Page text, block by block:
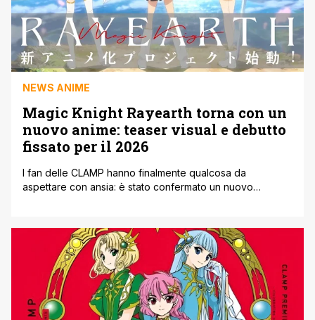
NEWS ANIME
Magic Knight Rayearth torna con un
nuovo anime: teaser visual e debutto
fissato per il 2026
I fan delle CLAMP hanno finalmente qualcosa da
aspettare con ansia: è stato confermato un nuovo
prima teaser visual ufficiale, che mostra le protagoniste
con un’ambientazione suggestiva. Il lungo silenzio attorno
alla serie ha reso questo [']